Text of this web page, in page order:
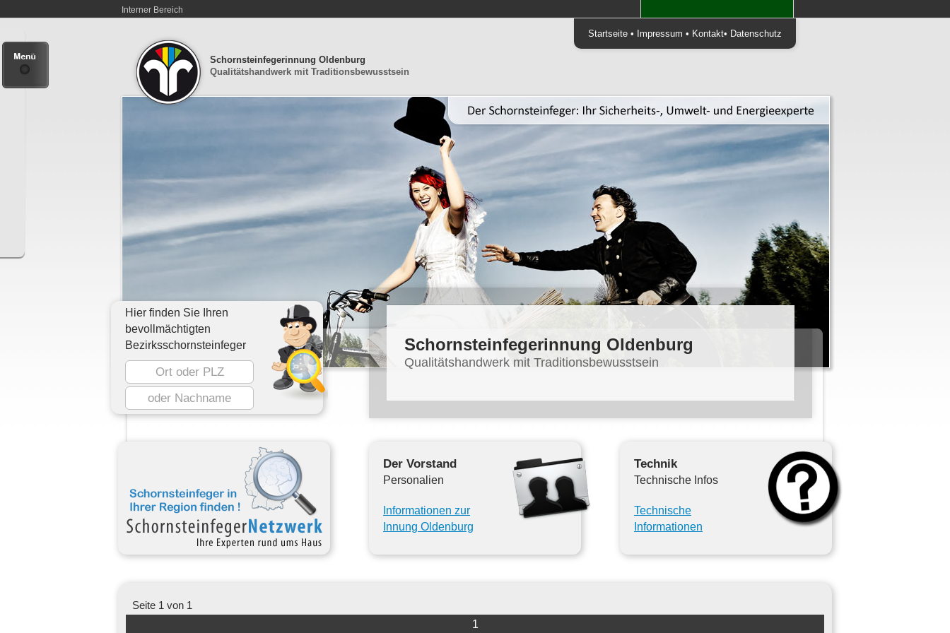
Interner Bereich
Hier finden Sie Ihren
bevollmächtigten
Bezirksschornsteinfeger
Startseite • Impressum • Kontakt• Datenschutz
Schornsteinfegerinnung Oldenburg
Qualitätshandwerk mit Traditionsbewusstsein
Schornsteinfegerinnung Oldenburg
Qualitätshandwerk mit Traditionsbewusstsein
Der Vorstand
Personalien
Informationen zur
Innung Oldenburg
Technik
Technische Infos
Technische
Informationen
Seite 1 von 1
1